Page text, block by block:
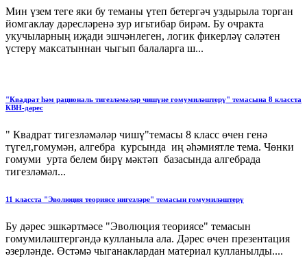
Мин үзем теге яки бу теманы үтеп бетергәч уздырыла торган
йомгаклау дәресләренә зур игьтибар бирәм. Бу очракта
укучыларның иҗади эшчәнлеген, логик фикерләү сәләтен
үстерү максатыннан чыгып балаларга ш...
"Квадрат һәм рациональ тигезләмәләр чишүне гомумиләштерү" темасына 8 класста
КВН-дәрес
" Квадрат тигезләмәләр чишү"темасы 8 класс өчен генә
түгел,гомумән, алгебра курсында иң әһәмиятле тема. Чөнки
гомуми урта белем бирү мәктәп базасында алгебрада
тигезләмәл...
11 класста "Эволюция теориясе нигезләре" темасын гомумиләштерү
Бу дәрес эшкәртмәсе "Эволюция теориясе" темасын
гомумиләштергәндә кулланыла ала. Дәрес өчен презентация
әзерләнде. Өстәмә чыганаклардан материал кулланылды....